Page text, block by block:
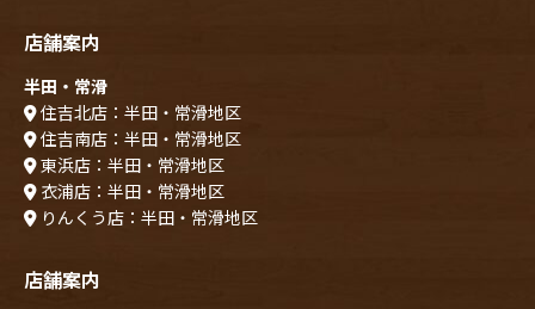
店舗案内
半田・常滑
住吉北店：半田・常滑地区
住吉南店：半田・常滑地区
東浜店：半田・常滑地区
衣浦店：半田・常滑地区
りんくう店：半田・常滑地区
店舗案内